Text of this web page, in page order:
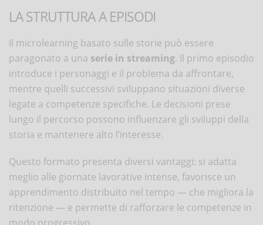
LA STRUTTURA A EPISODI
Il microlearning basato sulle storie può essere
paragonato a una serie in streaming. Il primo episodio
introduce i personaggi e il problema da affrontare,
mentre quelli successivi sviluppano situazioni diverse
legate a competenze specifiche. Le decisioni prese
lungo il percorso possono influenzare gli sviluppi della
storia e mantenere alto l’interesse.
Questo formato presenta diversi vantaggi: si adatta
meglio alle giornate lavorative intense, favorisce un
apprendimento distribuito nel tempo — che migliora la
ritenzione — e permette di rafforzare le competenze in
modo progressivo.